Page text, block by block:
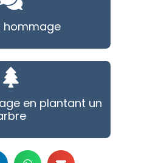
hommage
en plantant un